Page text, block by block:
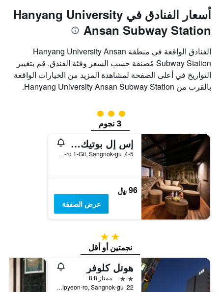
أسعار الفنادق في Hanyang University
Ansan Subway Station
الفنادق الواقعة في منطقة Hanyang University Ansan
Subway Station مُصنفة حسب السعر وفئة الفندق. قم بتغيير
التواريخ في أعلى الصفحة لمشاهدة المزيد من الخيارات الواقعة
بالقرب من Hanyang University Ansan Subway Station.
تقييم فئة 3
3 نجوم
إس إل بوتيك هوتل
4-5, Seongho-ro 1-Gil, Sangnok-gu, آنسان, كوريا الجنوبية
96 ﷼
عرض الصفقة
2 نجمتين
نجمتين أو أقل
هوتل كلوفر
2 نجمتين
ممتاز 8.8
22, Yangjipyeon-ro, Sangnok-gu, آنسان, كوريا الجنوبية